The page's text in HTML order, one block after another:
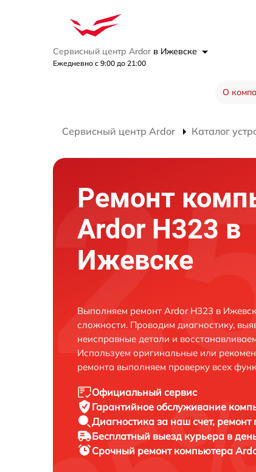
Сервисный центр Ardor в Ижевске
Ежедневно с 9:00 до 21:00
О
Сервисный центр Ardor Каталог
Ремонт
Ardor H323 в
Ижевске
Выполняем ремонт Ardor H323 в
сложности. Проводим диагностику,
неисправные детали и
Используем оригинальные или
ремонта выполняем проверку всех
Официальный сервис
Гарантийное обслуживание
Диагностика за наш счет, ремонт
Бесплатный выезд курьера в
Срочный ремонт компьютера